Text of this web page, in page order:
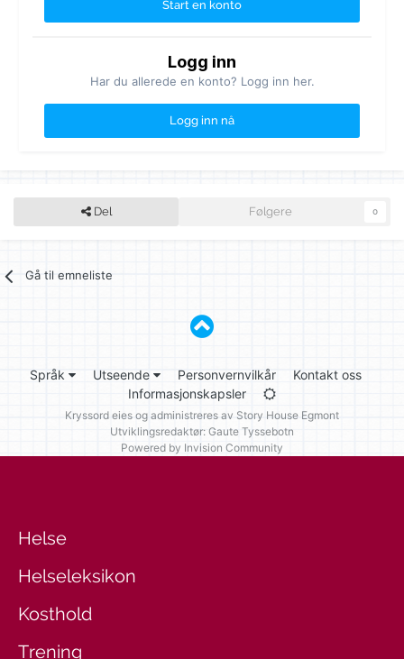
Start en konto
Logg inn
Har du allerede en konto? Logg inn her.
Logg inn nå
Del Følgere 0
Gå til emneliste
Språk Utseende Personvernvilkår
Kontakt oss
Informasjonskapsler
Kryssord eies og administreres av Story House Egmont
Utviklingsredaktør: Gaute Tyssebotn
Powered by Invision Community
Helse
Helseleksikon
Kosthold
Trening